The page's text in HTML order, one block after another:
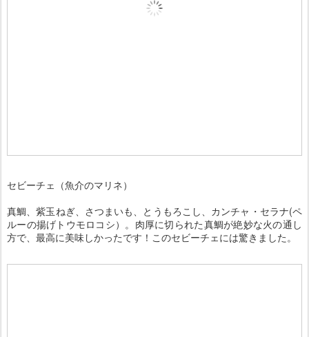
セビーチェ（魚介のマリネ）
真鯛、紫玉ねぎ、さつまいも、とうもろこし、カンチャ・セラナ(ペ
ルーの揚げトウモロコシ）。肉厚に切られた真鯛が絶妙な火の通し
方で、最高に美味しかったです！このセビーチェには驚きました。